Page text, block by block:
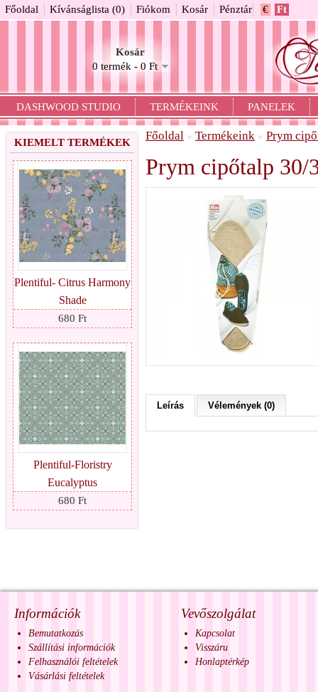
€ Ft
Kosár
0 termék - 0 Ft
Főoldal Kívánságlista (0) Fiókom Kosár Pénztár
DASHWOOD STUDIO TERMÉKEINK PANELEK
KIEMELT TERMÉKEK
Plentiful- Citrus Harmony
Shade
680 Ft
Plentiful-Floristry
Eucalyptus
680 Ft
Főoldal » Termékeink » Prym
Prym cipőtalp 30/
Leírás Vélemények (0)
Információk
Bemutatkozás
Szállítási információk
Felhasználói feltételek
Vásárlási feltételek
Vevőszolgálat
Kapcsolat
Visszáru
Honlaptérkép